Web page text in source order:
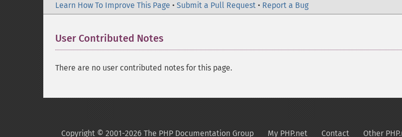
Learn How To Improve This Page • Submit a Pull Request • Report a Bug
User Contributed Notes
There are no user contributed notes for this page.
Copyright © 2001-2026 The PHP Documentation Group My PHP.net Contact Other